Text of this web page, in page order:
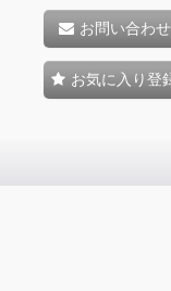
お問い合わせ
お気に入り登